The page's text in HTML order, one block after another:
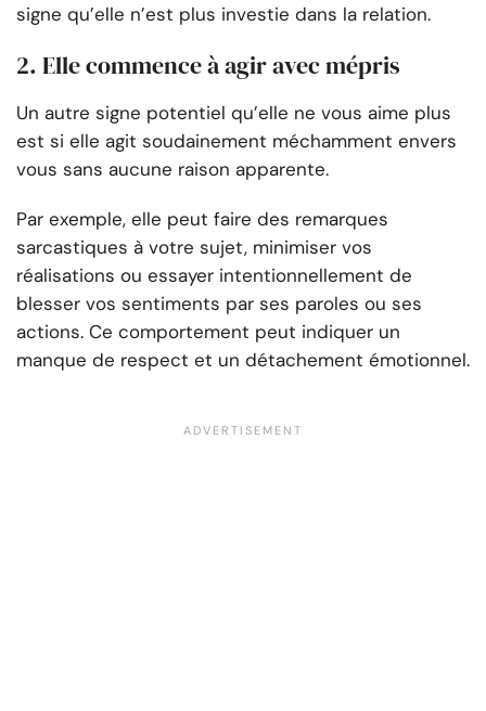
signe qu’elle n’est plus investie dans la relation.
2. Elle commence à agir avec mépris
Un autre signe potentiel qu’elle ne vous aime plus
est si elle agit soudainement méchamment envers
vous sans aucune raison apparente.
Par exemple, elle peut faire des remarques
sarcastiques à votre sujet, minimiser vos
réalisations ou essayer intentionnellement de
blesser vos sentiments par ses paroles ou ses
actions. Ce comportement peut indiquer un
manque de respect et un détachement émotionnel.